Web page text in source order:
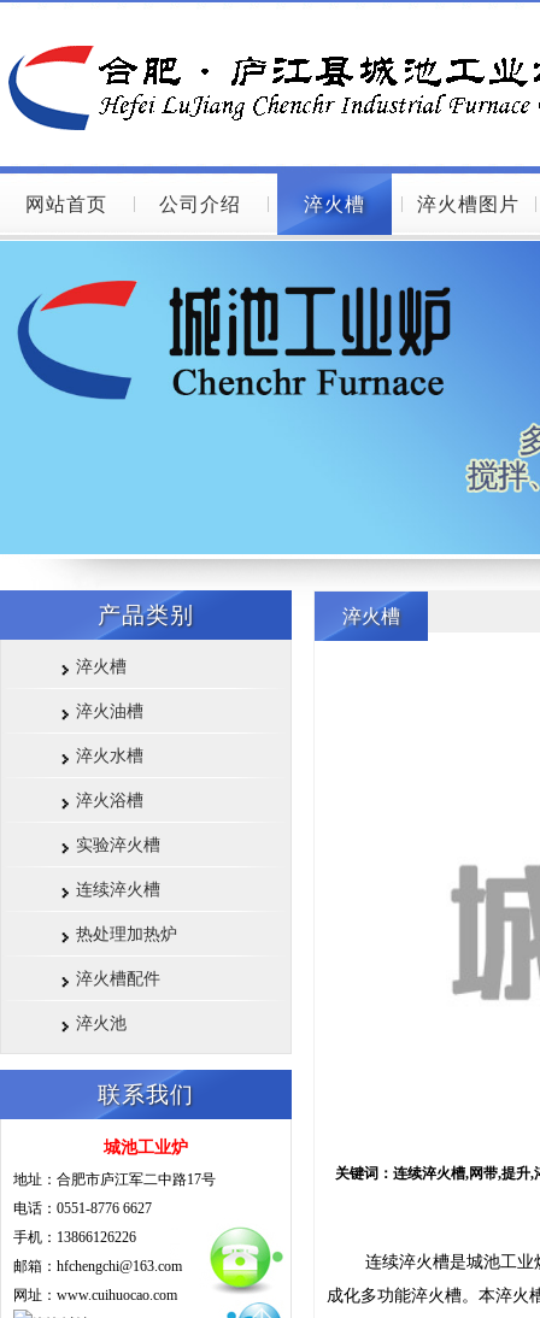
网站首页 公司介绍 淬火槽 淬火槽图片
产品类别
淬火槽
淬火油槽
淬火水槽
淬火浴槽
实验淬火槽
连续淬火槽
热处理加热炉
淬火槽配件
淬火池
联系我们
城池工业炉
地址：合肥市庐江军二中路17号
电话：0551-8776 6627
手机：13866126226
邮箱：hfchengchi@163.com
网址：www.cuihuocao.com
淬火槽
关键词：连续淬火槽,网带,提升
连续淬火槽是城池工业炉
成化多功能淬火槽。本淬火